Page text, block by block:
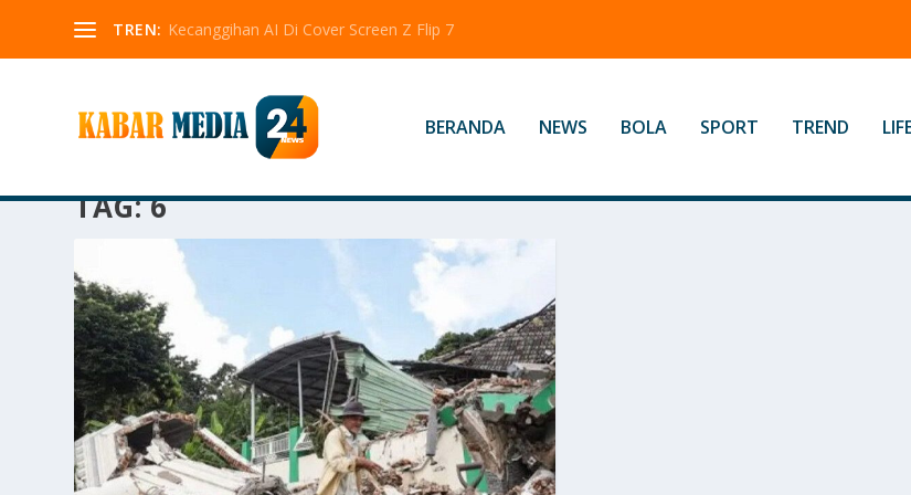
TREN: Kecanggihan AI Di Cover Screen Z Flip 7
BERANDA NEWS BOLA SPORT TREND
TAG:6